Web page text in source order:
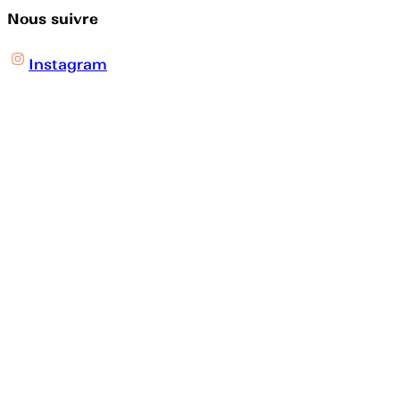
Nous suivre
Instagram